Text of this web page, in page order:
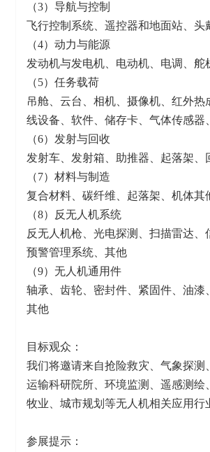
（3）导航与控制
飞行控制系统、遥控器和地面站、
（4）动力与能源
发动机与发电机、电动机、电调、
（5）任务载荷
吊舱、云台、相机、摄像机、红外
线设备、软件、储存卡、气体传感器
（6）发射与回收
发射车、发射箱、助推器、起落架、
（7）材料与制造
复合材料、碳纤维、起落架、机体其
（8）反无人机系统
反无人机枪、光电探测、扫描雷达、
预警管理系统、其他
（9）无人机通用件
轴承、齿轮、密封件、紧固件、油漆
其他
目标观众：
我们将邀请来自抢险救灾、气象探
运输科研院所、环境监测、遥感测
牧业、城市规划等无人机相关应用行
参展提示：